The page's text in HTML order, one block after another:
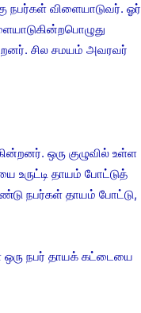
விளையாடுவர். ஓர்
சில சமயம் அவரவர்
ஒரு குழுவில் உள்ள
உருட்டி தாயம் போட்டுத்
நபர்கள் தாயம் போட்டு,
நபர் தாயக் கட்டையை